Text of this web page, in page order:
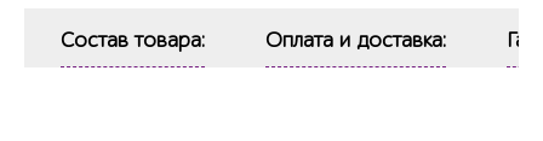
Состав товара: Оплата и доставка: